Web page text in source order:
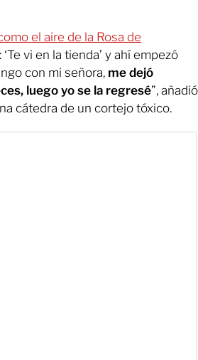
el aire de la Rosa de
vi en la tienda’ y ahí empezó
con mi señora, me dejó
luego yo se la regresé”, añadió
cátedra de un cortejo tóxico.